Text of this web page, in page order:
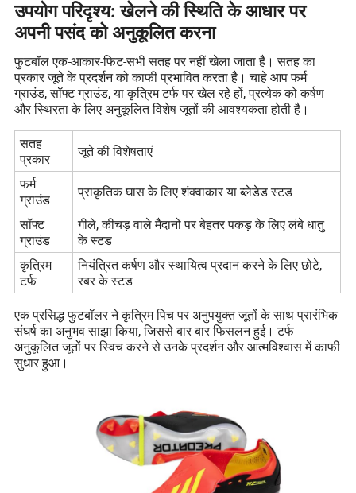
उपयोग परिदृश्य: खेलने की स्थिति के आधार पर
अपनी पसंद को अनुकूलित करना
फुटबॉल एक-आकार-फिट-सभी सतह पर नहीं खेला जाता है। सतह का
प्रकार जूते के प्रदर्शन को काफी प्रभावित करता है। चाहे आप फर्म
ग्राउंड, सॉफ्ट ग्राउंड, या कृत्रिम टर्फ पर खेल रहे हों, प्रत्येक को कर्षण
और स्थिरता के लिए अनुकूलित विशेष जूतों की आवश्यकता होती है।
सतह
प्रकार
जूते की विशेषताएं
फर्म
ग्राउंड
प्राकृतिक घास के लिए शंक्वाकार या ब्लेडेड स्टड
सॉफ्ट
ग्राउंड
गीले, कीचड़ वाले मैदानों पर बेहतर पकड़ के लिए लंबे धातु
के स्टड
कृत्रिम
टर्फ
नियंत्रित कर्षण और स्थायित्व प्रदान करने के लिए छोटे,
रबर के स्टड
एक प्रसिद्ध फुटबॉलर ने कृत्रिम पिच पर अनुपयुक्त जूतों के साथ प्रारंभिक
संघर्ष का अनुभव साझा किया, जिससे बार-बार फिसलन हुई। टर्फ-
अनुकूलित जूतों पर स्विच करने से उनके प्रदर्शन और आत्मविश्वास में काफी
सुधार हुआ।